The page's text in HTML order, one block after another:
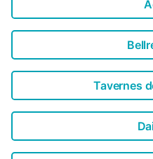
Tavernes